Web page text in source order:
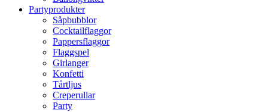
Party­­produkter
Såpbubblor
Cocktail­flaggor
Pappers­flaggor
Flaggspel
Girlanger
Konfetti
Tårtljus
Creperullar
Party